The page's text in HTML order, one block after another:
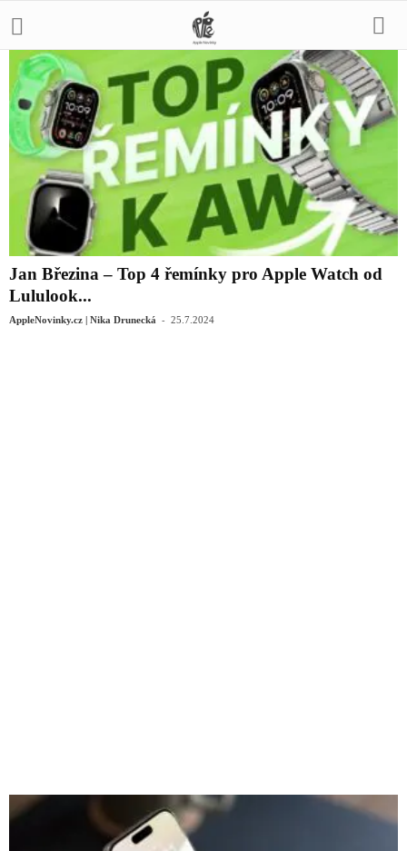
Jan Březina – Top 4 řemínky pro Apple Watch od
Lululook...
AppleNovinky.cz | Nika Drunecká - 25.7.2024